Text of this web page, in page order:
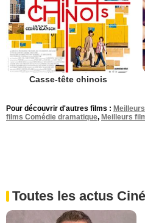
Casse-tête chinois
Pour découvrir d'autres films :
films Comédie dramatique, Meilleurs
Toutes les actus Ciné